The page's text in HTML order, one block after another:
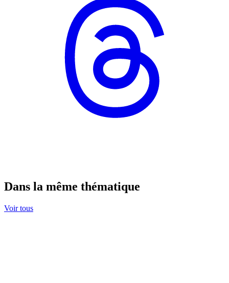
Dans la même thématique
Voir tous